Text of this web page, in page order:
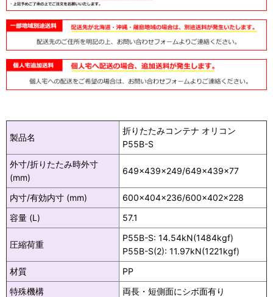
製品名
折りたたみコンテナ オリコン
P55B-S
外寸/折りたたみ時外寸
(mm)
649×439×249/649×439×77
内寸/有効内寸 (mm)
600×404×236/600×402×228
容量 (L)
57.1
圧縮荷重
P55B-S: 14.54kN(1484kgf)
P55B-S(2): 11.97kN(1221kgf)
材質
PP
特殊機構
両長・短側面にシボ面有り